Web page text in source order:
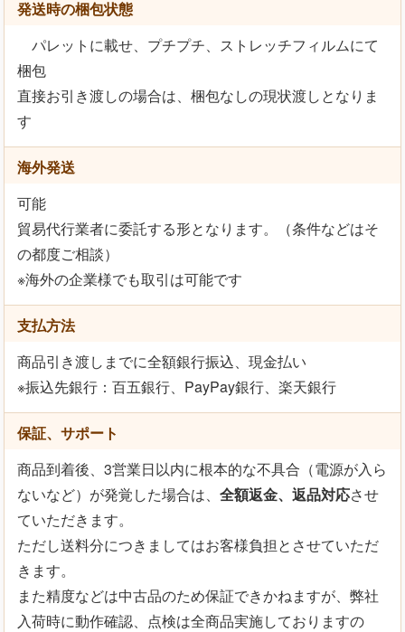
発送時の梱包状態
パレットに載せ、プチプチ、ストレッチフィルムにて
梱包
直接お引き渡しの場合は、梱包なしの現状渡しとなりま
す
海外発送
可能
貿易代行業者に委託する形となります。（条件などはそ
の都度ご相談）
※海外の企業様でも取引は可能です
支払方法
商品引き渡しまでに全額銀行振込、現金払い
※振込先銀行：百五銀行、PayPay銀行、楽天銀行
保証、サポート
商品到着後、3営業日以内に根本的な不具合（電源が入ら
ないなど）が発覚した場合は、 全額返金、返品対応させ
ていただきます。
ただし送料分につきましてはお客様負担とさせていただ
きます。
また精度などは中古品のため保証できかねますが、弊社
入荷時に動作確認、点検は全商品実施しておりますの